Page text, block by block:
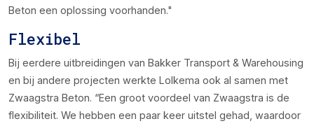
Beton een oplossing voorhanden.
Flexibel
Bij eerdere uitbreidingen van Bakker Transport & Warehousing
en bij andere projecten werkte Lolkema ook al samen met
Zwaagstra Beton. “Een groot voordeel van Zwaagstra is de
flexibiliteit. We hebben een paar keer uitstel gehad, waardoor